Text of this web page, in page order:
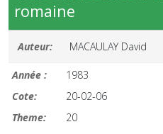
romaine
Auteur: MACAULAY David
Année :
1983
Cote:
20-02-06
Theme:
20